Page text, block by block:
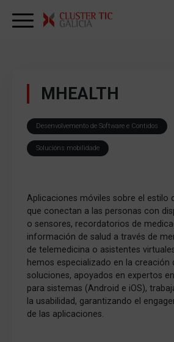
MHEALTH
Desenvolvemento de Software e Contidos
Solucións mobilidade
Aplicaciones móviles sobre el estilo
que conectan a las personas con
o sensores, recordatorios de
información de salud a través de
de telemedicina o asistentes
hemos especializado en la creación
soluciones, apoyados en expertos
para sistemas (Android e iOS),
la usabilidad, garantizando el
de las aplicaciones.